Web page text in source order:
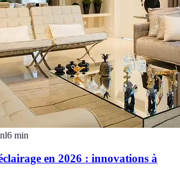
6 min
en 2026 : innovations à